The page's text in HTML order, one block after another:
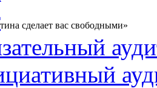
сделает вас свободными»